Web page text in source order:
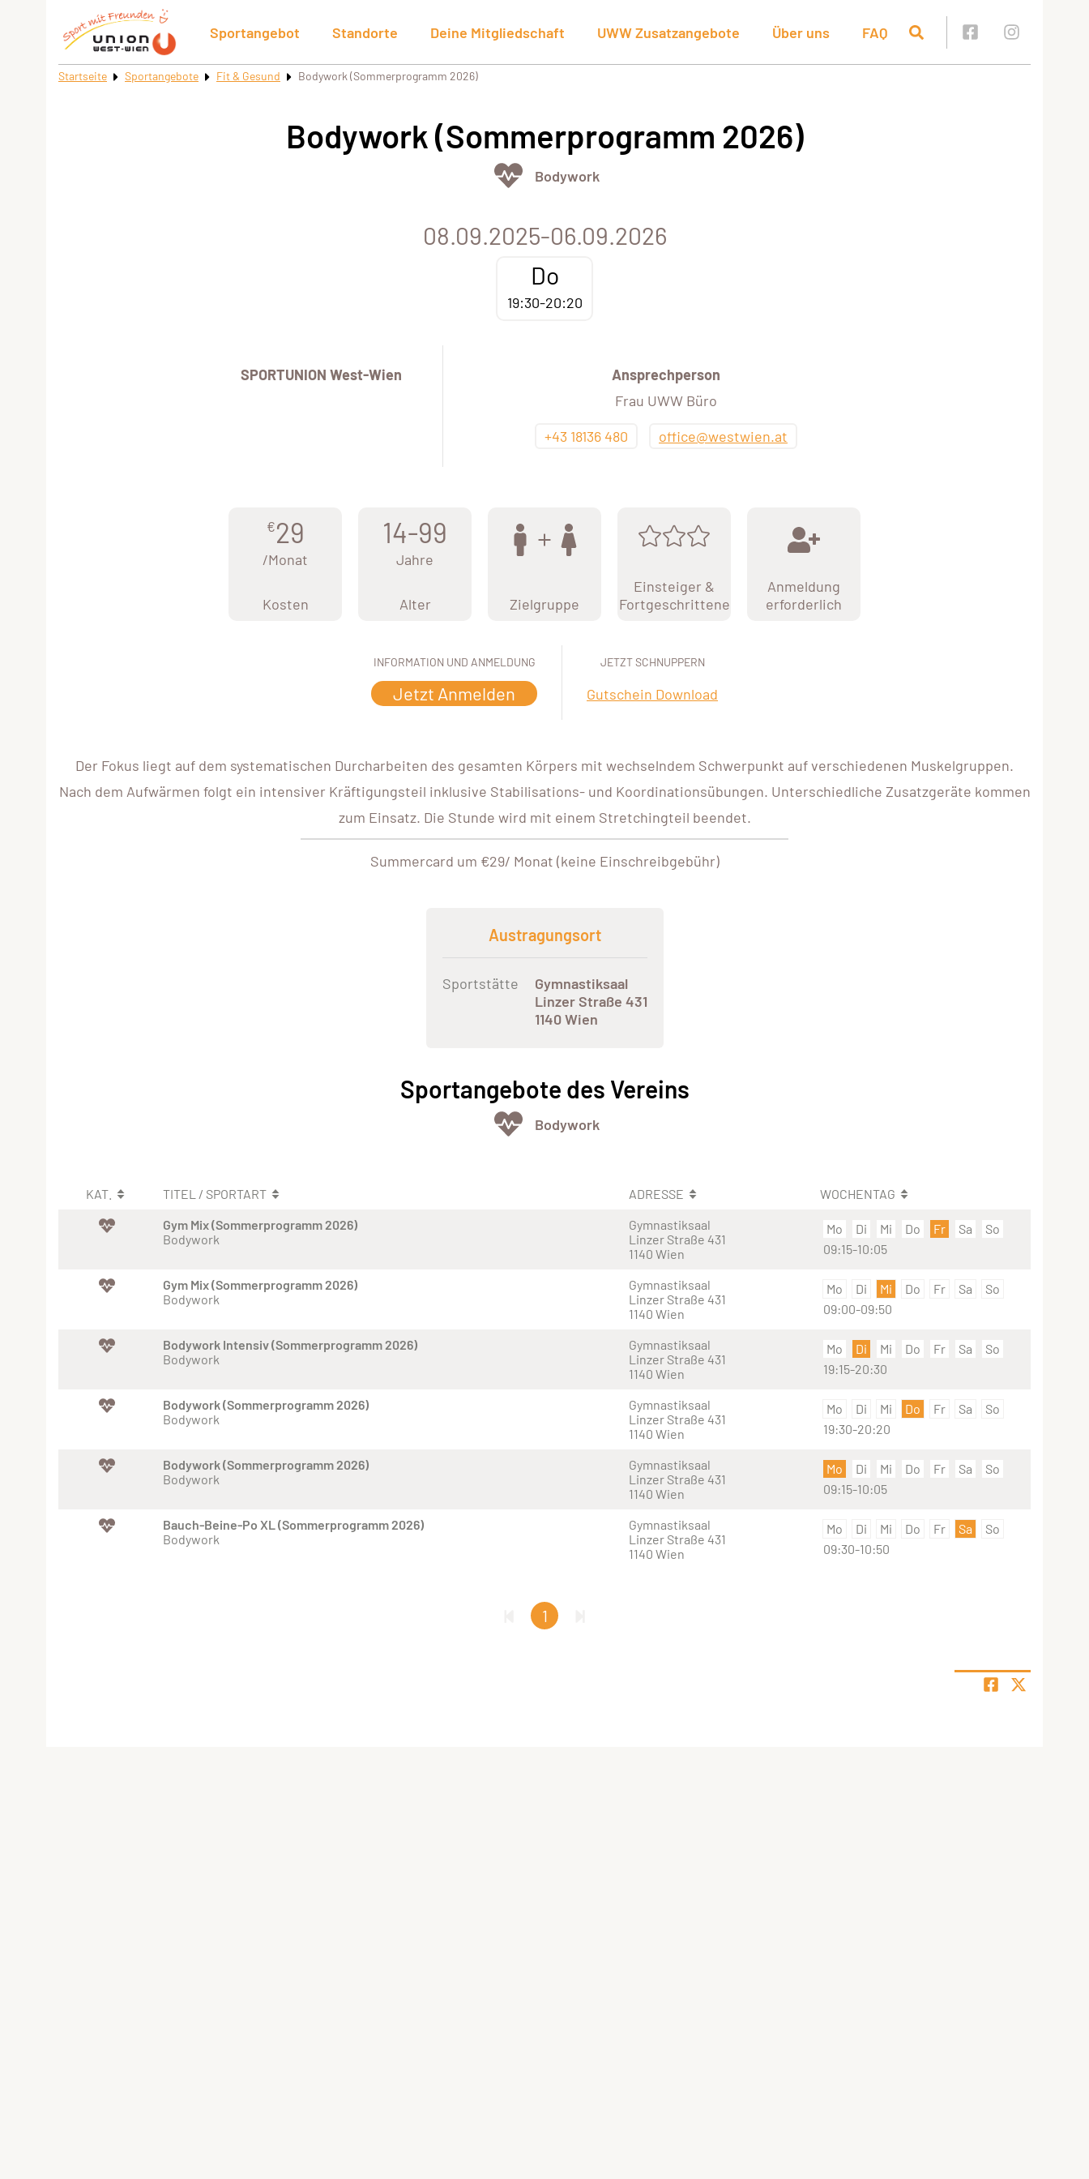
Sportangebot Standorte Deine Mitgliedschaft UWW Zusatzangebote Über uns FAQ
Startseite Sportangebote Fit & Gesund Bodywork (Sommerprogramm 2026)
Bodywork (Sommerprogramm 2026)
Bodywork
08.09.2025-06.09.2026
Do
19:30-20:20
SPORTUNION West-Wien
Ansprechperson
Frau UWW Büro
+43 18136 480
office@westwien.at
€29
/Monat
Kosten
14-99
Jahre
Alter Zielgruppe
Einsteiger &
Fortgeschrittene
Anmeldung
erforderlich
INFORMATION UND ANMELDUNG
Jetzt Anmelden
JETZT SCHNUPPERN
Gutschein Download
Der Fokus liegt auf dem systematischen Durcharbeiten des gesamten Körpers mit wechselndem Schwerpunkt auf verschiedenen Muskelgruppen.
Nach dem Aufwärmen folgt ein intensiver Kräftigungsteil inklusive Stabilisations- und Koordinationsübungen. Unterschiedliche Zusatzgeräte kommen
zum Einsatz. Die Stunde wird mit einem Stretchingteil beendet.
Summercard um €29/ Monat (keine Einschreibgebühr)
Austragungsort
Sportstätte
Gymnastiksaal
Linzer Straße 431
1140 Wien
Sportangebote des Vereins
Bodywork
KAT. TITEL / SPORTART ADRESSE
WOCHENTAG
Gym Mix (Sommerprogramm 2026)
Bodywork
Gymnastiksaal
Linzer Straße 431
1140 Wien
Mo Di Mi Do Fr Sa
So
09:15-10:05
Gym Mix (Sommerprogramm 2026)
Bodywork
Gymnastiksaal
Linzer Straße 431
1140 Wien
Mo Di Mi Do Fr Sa
So
09:00-09:50
Bodywork Intensiv (Sommerprogramm 2026)
Bodywork
Gymnastiksaal
Linzer Straße 431
1140 Wien
Mo Di Mi Do Fr Sa
So
19:15-20:30
Bodywork (Sommerprogramm 2026)
Bodywork
Gymnastiksaal
Linzer Straße 431
1140 Wien
Mo Di Mi Do Fr Sa
So
19:30-20:20
Bodywork (Sommerprogramm 2026)
Bodywork
Gymnastiksaal
Linzer Straße 431
1140 Wien
Mo Di Mi Do Fr Sa
So
09:15-10:05
Bauch-Beine-Po XL (Sommerprogramm 2026)
Bodywork
Gymnastiksaal
Linzer Straße 431
1140 Wien
Mo Di Mi Do Fr Sa
So
09:30-10:50
1